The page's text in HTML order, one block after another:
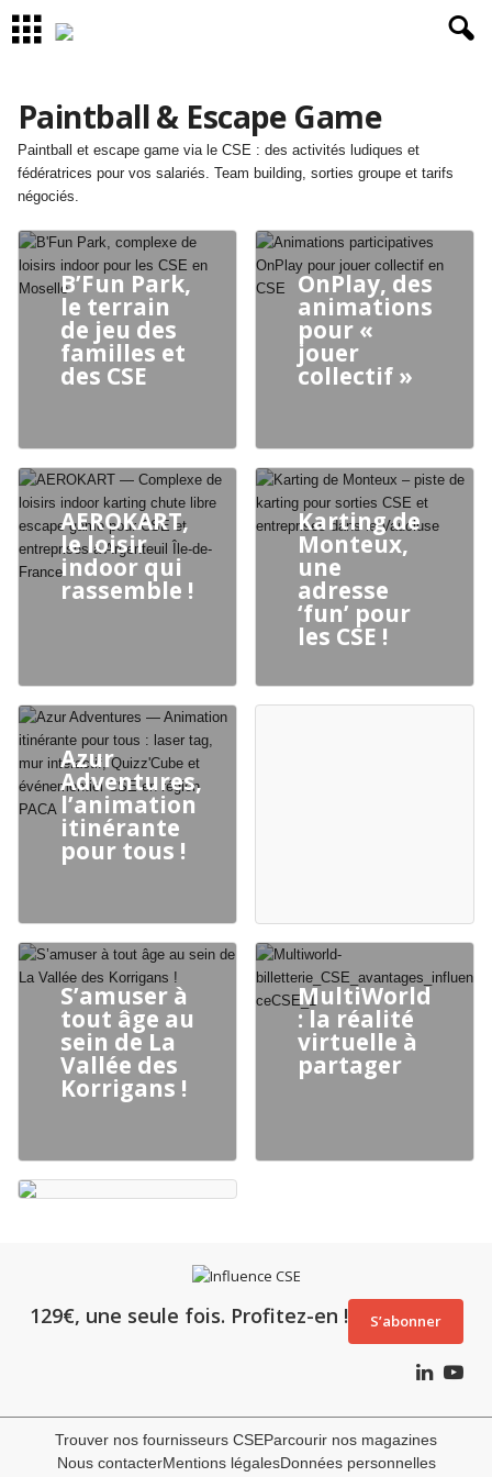
Paintball & Escape Game
Paintball et escape game via le CSE : des activités ludiques et
fédératrices pour vos salariés. Team building, sorties groupe et tarifs
négociés.
B’Fun Park,
le terrain
de jeu des
familles et
des CSE
OnPlay, des
animations
pour «
jouer
collectif »
AEROKART,
le loisir
indoor qui
rassemble !
Karting de
Monteux,
une
adresse
‘fun’ pour
les CSE !
Azur
Adventures,
l’animation
itinérante
pour tous !
S’amuser à
tout âge au
sein de La
Vallée des
Korrigans !
MultiWorld
: la réalité
virtuelle à
partager
129€, une seule fois. Profitez-en ! S’abonner
Trouver nos fournisseurs CSEParcourir nos magazines
Nous contacterMentions légalesDonnées personnelles